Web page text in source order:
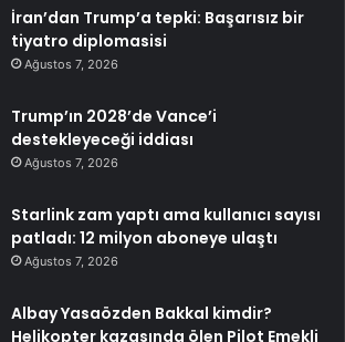
İran’dan Trump’a tepki: Başarısız bir
tiyatro diplomasisi
Ağustos 7, 2026
Trump’ın 2028’de Vance’i
destekleyeceği iddiası
Ağustos 7, 2026
Starlink zam yaptı ama kullanıcı sayısı
patladı: 12 milyon aboneye ulaştı
Ağustos 7, 2026
Albay Yasaözden Bakkal kimdir?
Helikopter kazasında ölen Pilot Emekli